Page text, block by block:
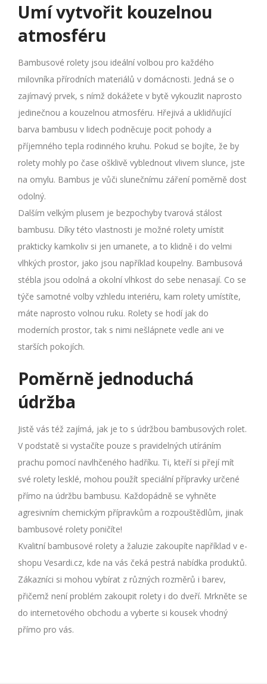
Umí vytvořit kouzelnou
atmosféru
Bambusové rolety jsou ideální volbou pro každého
milovníka přírodních materiálů v domácnosti. Jedná se o
zajímavý prvek, s nímž dokážete v bytě vykouzlit naprosto
jedinečnou a kouzelnou atmosféru. Hřejivá a uklidňující
barva bambusu v lidech podněcuje pocit pohody a
příjemného tepla rodinného kruhu. Pokud se bojíte, že by
rolety mohly po čase ošklivě vyblednout vlivem slunce, jste
na omylu. Bambus je vůči slunečnímu záření poměrně dost
odolný.
Dalším velkým plusem je bezpochyby tvarová stálost
bambusu. Díky této vlastnosti je možné rolety umístit
prakticky kamkoliv si jen umanete, a to klidně i do velmi
vlhkých prostor, jako jsou například koupelny. Bambusová
stébla jsou odolná a okolní vlhkost do sebe nenasají. Co se
týče samotné volby vzhledu interiéru, kam rolety umístíte,
máte naprosto volnou ruku. Rolety se hodí jak do
moderních prostor, tak s nimi nešlápnete vedle ani ve
starších pokojích.
Poměrně jednoduchá
údržba
Jistě vás též zajímá, jak je to s údržbou bambusových rolet.
V podstatě si vystačíte pouze s pravidelných utíráním
prachu pomocí navlhčeného hadříku. Ti, kteří si přejí mít
své rolety lesklé, mohou použít speciální přípravky určené
přímo na údržbu bambusu. Každopádně se vyhněte
agresivním chemickým přípravkům a rozpouštědlům, jinak
bambusové rolety poničíte!
Kvalitní bambusové rolety a žaluzie zakoupíte například v e-
shopu Vesardi.cz, kde na vás čeká pestrá nabídka produktů.
Zákazníci si mohou vybírat z různých rozměrů i barev,
přičemž není problém zakoupit rolety i do dveří. Mrkněte se
do internetového obchodu a vyberte si kousek vhodný
přímo pro vás.